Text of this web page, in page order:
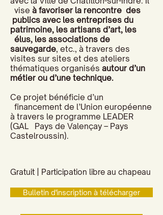
vise à favoriser la rencontre des
publics avec les entreprises du
patrimoine, les artisans d’art, les
élus, les associations de
sauvegarde, etc., à travers des
visites sur sites et des ateliers
thématiques organisés autour d’un
métier ou d’une technique.
Ce projet bénéficie d’un
financement de l’Union européenne
à travers le programme LEADER
(GAL Pays de Valençay – Pays
Castelroussin).
Gratuit | Participation libre au chapeau
Bulletin d'inscription à télécharger